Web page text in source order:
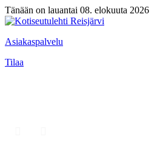
Tänään on lauantai 08. elokuuta 2026
Asiakaspalvelu
Tilaa